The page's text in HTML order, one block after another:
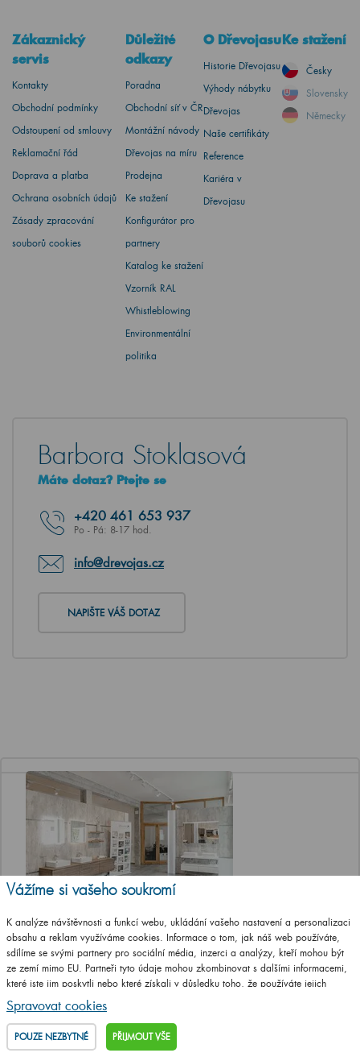
servis
Kontakty
Obchodní podmínky
Odstoupení od smlouvy
Reklamační řád
Doprava a platba
Ochrana osobních údajů
Zásady zpracování
souborů cookies
odkazy
Poradna
Obchodní síť v ČR
Montážní návody
Dřevojas na míru
Prodejna
Ke stažení
Konfigurátor pro
partnery
Katalog ke stažení
Vzorník RAL
Whistleblowing
Environmentální
politika
Historie Dřevojasu
Výhody nábytku
Dřevojas
Naše certifikáty
Reference
Kariéra v
Dřevojasu
Slovensky
Německy
Barbora Stoklasová
Máte dotaz? Ptejte se
Po - Pá: 8-17 hod.
NAPIŠTE VÁŠ DOTAZ
Otevírací doba
Po, St a Pá 8-12 a 13-17 hod
Út a Čt ZAVŘENO
Adresa prodejny
Jungmannova), 568 02 Svitavy
Vážíme si vašeho soukromí
K analýze návštěvnosti a funkcí webu, ukládání vašeho nastavení a personalizaci
obsahu a reklam využíváme cookies. Informace o tom, jak náš web používáte,
sdílíme se svými partnery pro sociální média, inzerci a analýzy, kteří mohou být
ze zemí mimo EU. Partneři tyto údaje mohou zkombinovat s dalšími informacemi,
které jste jim poskytli nebo které získali v důsledku toho, že používáte jejich
služby.
Podrobné informace
Spravovat cookies
POUZE NEZBYTNÉ PŘIJMOUT VŠE